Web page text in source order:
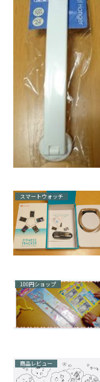
スマートウォッチ
100円ショップ
商品レビュー